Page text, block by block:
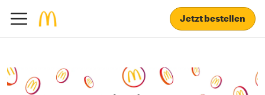
Jetzt bestellen